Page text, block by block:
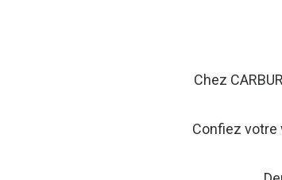
Chez
Confiez votre